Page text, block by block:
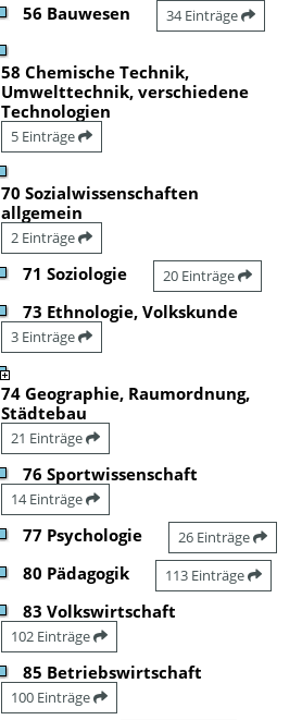
56 Bauwesen 34 Einträge
58 Chemische Technik,
Umwelttechnik, verschiedene
Technologien
5 Einträge
70 Sozialwissenschaften
allgemein
2 Einträge
71 Soziologie 20 Einträge
73 Ethnologie, Volkskunde
3 Einträge
74 Geographie, Raumordnung,
Städtebau
21 Einträge
76 Sportwissenschaft
14 Einträge
77 Psychologie 26 Einträge
80 Pädagogik 113 Einträge
83 Volkswirtschaft
102 Einträge
85 Betriebswirtschaft
100 Einträge